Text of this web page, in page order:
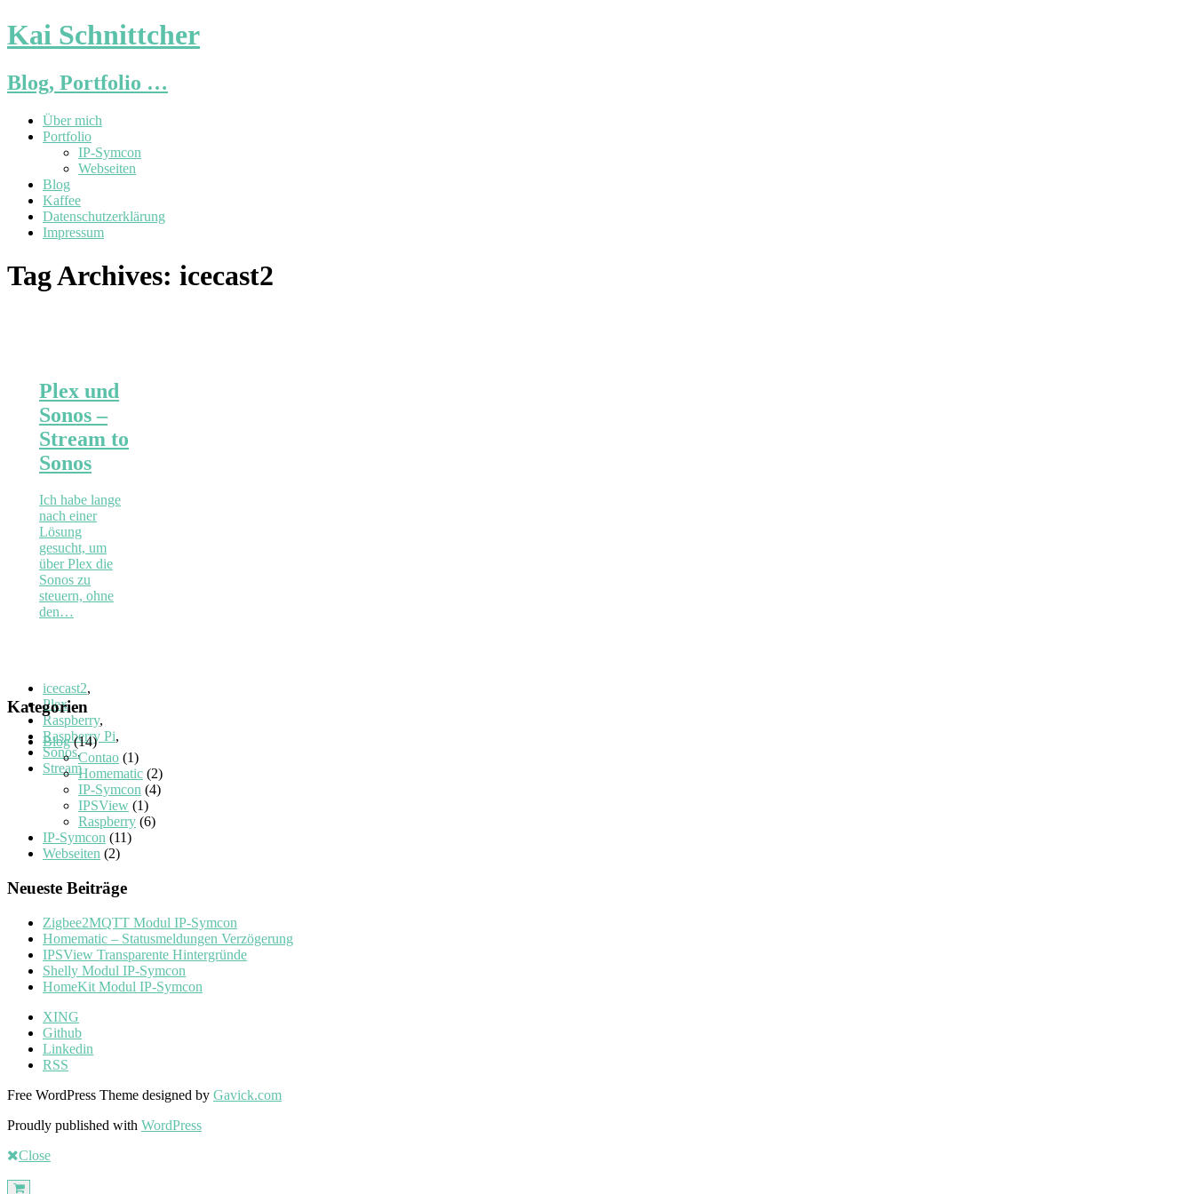
Kai Schnittcher
Blog, Portfolio …
Über mich
Portfolio
IP-Symcon
Webseiten
Blog
Kaffee
Datenschutzerklärung
Impressum
Tag Archives: icecast2
Plex und
Sonos –
Stream to
Sonos
Ich habe lange
nach einer
Lösung
gesucht, um
über Plex die
Sonos zu
steuern, ohne
den…
icecast2,
Plex,
Raspberry,
Raspberry Pi,
Sonos,
Stream
Kategorien
Blog(14)
Contao (1)
Homematic (2)
IP-Symcon (4)
IPSView (1)
Raspberry (6)
IP-Symcon (11)
Webseiten (2)
Neueste Beiträge
Zigbee2MQTT Modul IP-Symcon
Homematic – Statusmeldungen Verzögerung
IPSView Transparente Hintergründe
Shelly Modul IP-Symcon
HomeKit Modul IP-Symcon
XING
Github
Linkedin
RSS
Free WordPress Theme designed by Gavick.com
Proudly published with WordPress
Close